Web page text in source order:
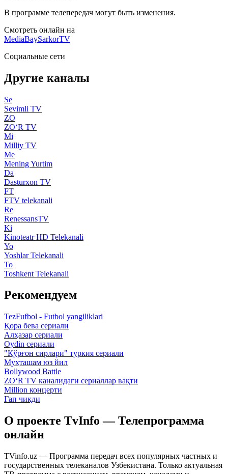
В программе телепередач могут быть изменения.
Смотреть онлайн на
MediaBaySarkorTV
Социальные сети
Другие каналы
Se
Sevimli TV
ZO
ZO‘R TV
Mi
Milliy TV
Me
Mening Yurtim
Da
Dasturxon TV
FT
FTV telekanali
Re
RenessansTV
Ki
Kinoteatr HD Telekanali
Yo
Yoshlar Telekanali
To
Toshkent Telekanali
Рекомендуем
TezFufbol - Futbol yangiliklari
Қора бева сериали
Алҳазар сериали
Oydin сериали
"Қўрғон сирлари" туркия сериали
Муҳташам юз йил
Bollywood Battle
ZO‘R TV каналидаги сериаллар вақти
Million концерти
Гап чиқди
О проекте TvInfo — Телепрограмма
онлайн
TVinfo.uz — Программа передач всех популярных частных и
государственных телеканалов Узбекистана. Только актуальная